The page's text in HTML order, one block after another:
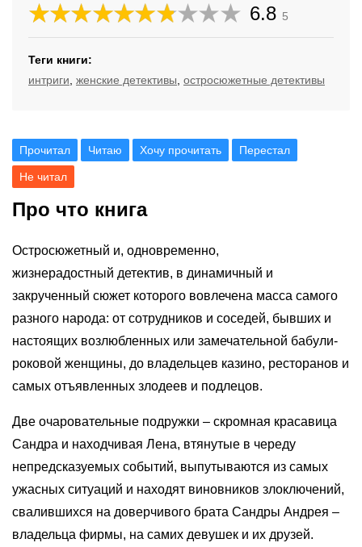
6.8 5
Теги книги:
интриги женские детективы остросюжетные детективы
Прочитал Читаю Хочу прочитать Перестал
Не читал
Про что книга
Остросюжетный и, одновременно,
жизнерадостный детектив, в динамичный и
закрученный сюжет которого вовлечена масса самого
разного народа: от сотрудников и соседей, бывших и
настоящих возлюбленных или замечательной бабули-
роковой женщины, до владельцев казино, ресторанов и
самых отъявленных злодеев и подлецов.
Две очаровательные подружки – скромная красавица
Сандра и находчивая Лена, втянутые в череду
непредсказуемых событий, выпутываются из самых
ужасных ситуаций и находят виновников злоключений,
свалившихся на доверчивого брата Сандры Андрея –
владельца фирмы, на самих девушек и их друзей.